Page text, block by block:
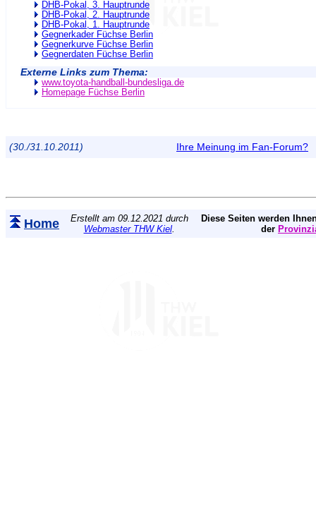
DHB-Pokal, 3. Hauptrunde
DHB-Pokal, 2. Hauptrunde
DHB-Pokal, 1. Hauptrunde
Gegnerkader Füchse Berlin
Gegnerkurve Füchse Berlin
Gegnerdaten Füchse Berlin
Externe Links zum Thema:
www.toyota-handball-bundesliga.de
Homepage Füchse Berlin
(30./31.10.2011) Ihre Meinung im Fan-Forum?
Home
Erstellt am 09.12.2021 durch
Webmaster THW Kiel.
Diese Seiten werden
der